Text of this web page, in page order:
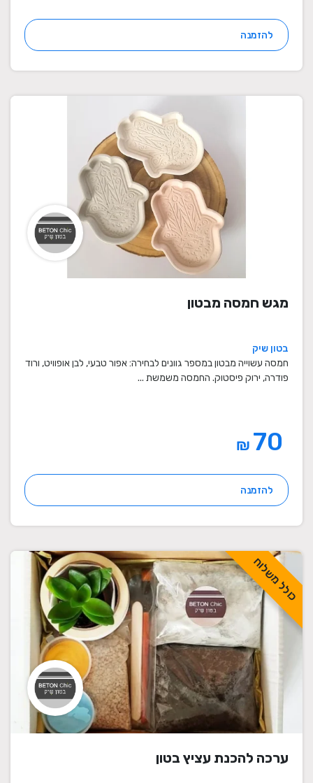
להזמנה
מגש חמסה מבטון
בטון שיק
חמסה עשוייה מבטון במספר גוונים לבחירה: אפור טבעי, לבן אופוויט, ורוד
פודרה, ירוק פיסטוק. החמסה משמשת ...
₪
להזמנה
כולל משלוח
ערכה להכנת עציץ בטון